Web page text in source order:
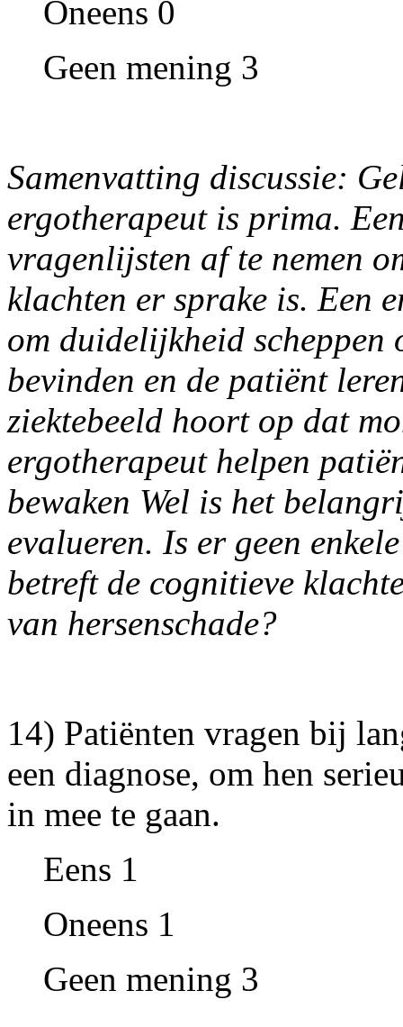
Oneens 0
Geen mening 3
Samenvatting discussie:
ergotherapeut is prima.
vragenlijsten af te nemen
klachten er sprake is. Een
om duidelijkheid scheppen
bevinden en de patiënt
ziektebeeld hoort op dat
ergotherapeut helpen
bewaken Wel is het
evalueren. Is er geen
betreft de cognitieve
van hersenschade?
14) Patiënten vragen bij
een diagnose, om hen
in mee te gaan.
Eens 1
Oneens 1
Geen mening 3